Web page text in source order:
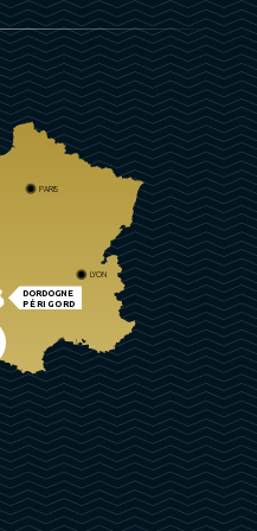
DORDOGNE
PÉRIGORD
PARIS
LYON